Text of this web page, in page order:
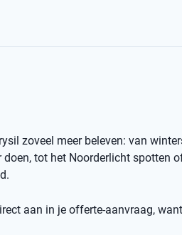
zoveel meer beleven: van
tot het Noorderlicht spotten
aan in je offerte-aanvraag,